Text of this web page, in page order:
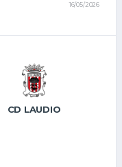
16/05/2026
CD LAUDIO